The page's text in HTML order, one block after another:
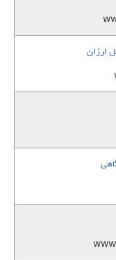
ارزان